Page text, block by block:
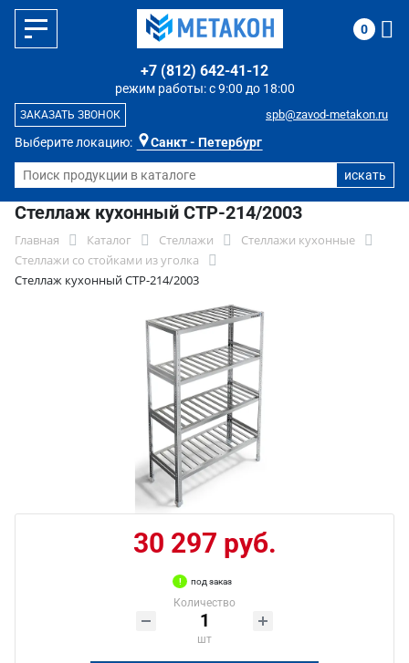
Выберите локацию: Санкт - Петербург
режим работы: с 9:00 до 18:00
+7 (812) 642-41-12
spb@zavod-metakon.ru
ЗАКАЗАТЬ ЗВОНОК
0
Стеллаж кухонный СТР-214/2003
Главная Каталог Стеллажи
Стеллажи кухонные
Стеллажи со стойками из уголка
Стеллаж кухонный СТР-214/2003
30 297 руб.
под заказ
Количество
шт